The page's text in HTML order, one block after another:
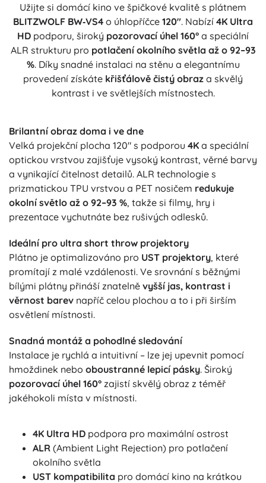
Užijte si domácí kino ve špičkové kvalitě s plátnem
BLITZWOLF BW‑VS4 o úhlopříčce 120". Nabízí 4K Ultra
HD podporu, široký pozorovací úhel 160° a speciální
ALR strukturu pro potlačení okolního světla až o 92–93
%. Díky snadné instalaci na stěnu a elegantnímu
provedení získáte křišťálově čistý obraz a skvělý
kontrast i ve světlejších místnostech.
Brilantní obraz doma i ve dne
Velká projekční plocha 120" s podporou 4K a speciální
optickou vrstvou zajišťuje vysoký kontrast, věrné barvy
a vynikající čitelnost detailů. ALR technologie s
prizmatickou TPU vrstvou a PET nosičem redukuje
okolní světlo až o 92–93 %, takže si filmy, hry i
prezentace vychutnáte bez rušivých odlesků.
Ideální pro ultra short throw projektory
Plátno je optimalizováno pro UST projektory, které
promítají z malé vzdálenosti. Ve srovnání s běžnými
bílými plátny přináší znatelně vyšší jas, kontrast i
věrnost barev napříč celou plochou a to i při širším
osvětlení místnosti.
Snadná montáž a pohodlné sledování
Instalace je rychlá a intuitivní – lze jej upevnit pomocí
hmoždinek nebo oboustranné lepicí pásky. Široký
pozorovací úhel 160° zajistí skvělý obraz z téměř
jakéhokoli místa v místnosti.
4K Ultra HD podpora pro maximální ostrost
ALR (Ambient Light Rejection) pro potlačení
okolního světla
UST kompatibilita pro domácí kino na krátkou